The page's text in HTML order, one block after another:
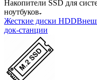
Накопители SSD для
ноутбуков
Жесткие диски HDD
док-станции